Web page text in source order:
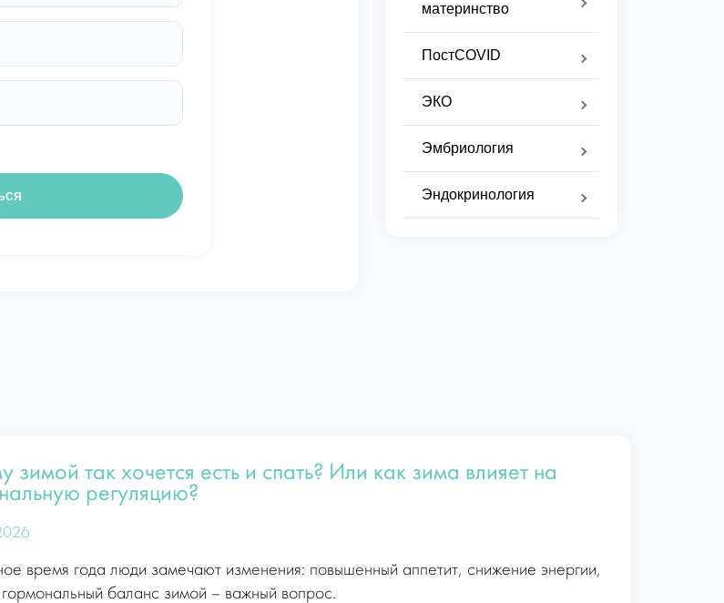
материнство
ПостCOVID
ЭКО
Эмбриология
Эндокринология
зимой так хочется есть и спать? Или как зима влияет на
регуляцию?
время года люди замечают изменения: повышенный аппетит, снижение энергии,
баланс зимой – важный вопрос.